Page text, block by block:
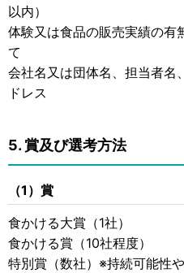
以内）
体験又は食品の販売実績の有
て
会社名又は団体名、担当者名
ドレス
5. 賞及び選考方法
（1）賞
食かける大賞（1社）
食かける賞（10社程度）
特別賞（数社）※持続可能性